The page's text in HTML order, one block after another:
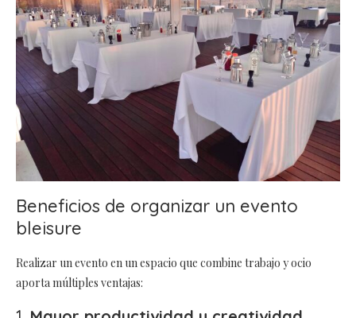
Beneficios de organizar un evento
bleisure
Realizar un evento en un espacio que combine trabajo y ocio
aporta múltiples ventajas: